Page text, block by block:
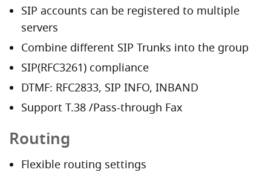
SIP accounts can be registered to multiple
servers
Combine different SIP Trunks into the group
SIP(RFC3261) compliance
DTMF: RFC2833, SIP INFO, INBAND
Support T.38 /Pass-through Fax
Routing
Flexible routing settings